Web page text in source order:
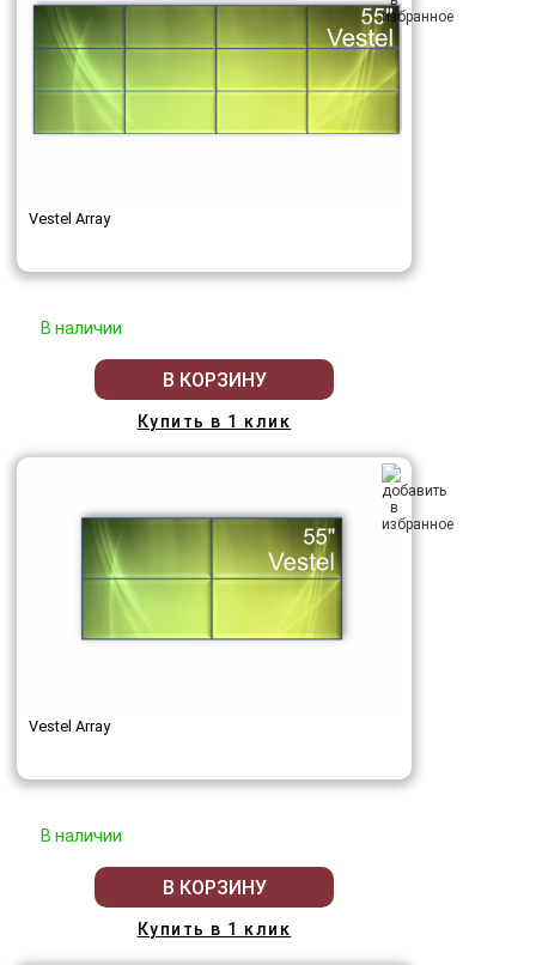
Vestel Array
В наличии
В КОРЗИНУ
Купить в 1 клик
Vestel Array
В наличии
В КОРЗИНУ
Купить в 1 клик